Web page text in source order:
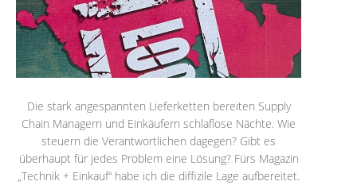
Die stark angespannten Lieferketten bereiten Supply
Chain Managern und Einkäufern schlaflose Nächte. Wie
steuern die Verantwortlichen dagegen? Gibt es
überhaupt für jedes Problem eine Lösung? Fürs Magazin
„Technik + Einkauf“ habe ich die diffizile Lage aufbereitet.